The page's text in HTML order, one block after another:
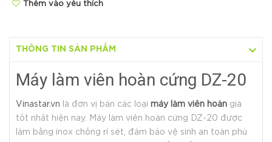
Thêm vào yêu thích
THÔNG TIN SẢN PHẨM
Máy làm viên hoàn cứng DZ-20
Vinastar.vn là đơn vị bán các loại máy làm viên hoàn giá
tốt nhất hiện nay. Máy làm viên hoàn cứng DZ-20 được
làm bằng inox chống rỉ sét, đảm bảo vệ sinh an toàn phù